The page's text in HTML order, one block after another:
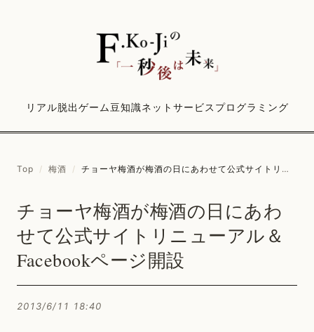
リアル脱出ゲーム豆知識ネットサービス プログラミング
Top / 梅酒 / チョーヤ梅酒が梅酒の日にあわせて公式サイトリニューアル＆Facebookページ開設
チョーヤ梅酒が梅酒の日にあわ
せて公式サイトリニューアル＆
Facebookページ開設
2013/6/11 18:40